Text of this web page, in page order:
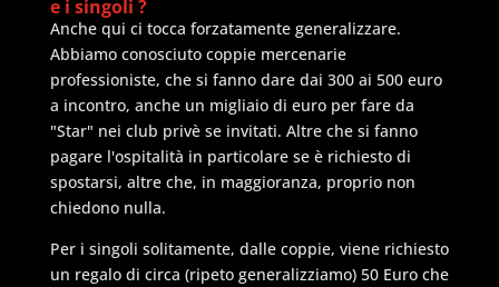
e i singoli ?
Anche qui ci tocca forzatamente generalizzare.
Abbiamo conosciuto coppie mercenarie
professioniste, che si fanno dare dai 300 ai 500 euro
a incontro, anche un migliaio di euro per fare da
"Star" nei club privè se invitati. Altre che si fanno
pagare l'ospitalità in particolare se è richiesto di
spostarsi, altre che, in maggioranza, proprio non
chiedono nulla.
Per i singoli solitamente, dalle coppie, viene richiesto
un regalo di circa (ripeto generalizziamo) 50 Euro che